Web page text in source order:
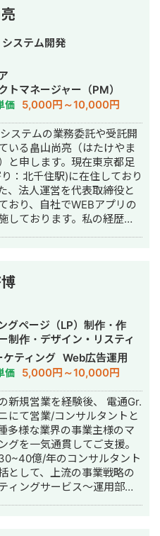
┗既存案件を引継ぎ、フ
運用 ・不動産賃貸 ┗
万 CPA¥12,000 ┗新規案
運用業務全般を行う。 ┗リ
広告、Criteo、Meta広告を
┗新規案件のフロン
般を行う。 ┗リスティング
付金 ┗新規案件
ント・運用業務全般を行
10万 CPA目標：なし ・店
月額300万 広告
アポCPA¥200,000 ┗新
て、フロント・運用業務・
ィブ制作を行う。 ┗Meta、
にてCPA35,000円～
フロント・運用業務・クリ
制作を行う。 ┗Meta、
、SmartNewsの運用～ク
ンズ美容商品 月
┗新規案件(代
け)として、フロント・運用
エイティブ制作を行う。
、YDA、SmartNewsの
ティブ制作 ・買取サー
200万 広告CPA¥8000 ア
クライアント粗利目標
規案件(直案件)として、フ
用業務・クリエイティブ制
┗Meta、リスティング広告
にて
万人登録 ・美容系クリニ
約3万人登録 →集客率
発達療育instagram売上
YouTube動画100万再生 ・
50件以上 ③具体的に
こと ・SNSを使用した集客
SNSアカウント集客(採用)
や画像コンテンツ生成 ・コ
画立案 ・コンテンツ台本作
イル画像作成 ・動画制作、
リティクス分析
システム開発
トマネージャー（PM）
価 5,000円～10,000円
ステムの業務委託や受託開
いる畠山尚亮（はたけやま
と申します。現在東京都足
：北千住駅)に在住しており
、法人運営を代表取締役と
おり、自社でWEBアプリの
しております。私の経歴と
そして転職後自動運転バス
開発を約3年行い、この間
ム開発の副業をしていまし
フリーランスとなりWEBシ
プリ開発のプロジェクトに
して複数社(6社ほど)アサイ
スタックのプログラマ、
を中心に活動してきまし
きの主な業務内容として
義から設計、日程(WBS)策
開発・保守運用までとなっ
システム開発における一
があります。また、大学院
ていた経験もあり、英語を
にも抵抗ありません。 WEB
発の代表的な開発経験およ
号通貨の取引管
グページ（LP）制作・作
制作・デザイン・リスティ
用代行・営業代行・採用代
ケティング Web広告運用
価 5,000円～10,000円
新規営業を経験後、 電通Gr.
にて営業/コンサルタントと
多様な業界の事業主様のマ
グを一気通貫してご支援。
億/年のコンサルタント
として、上流の事業戦略の
ィングサービス～運用部隊